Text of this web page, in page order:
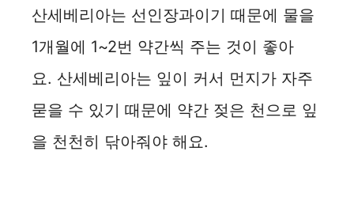
산세베리아는 선인장과이기 때문에 물을
1개월에 1~2번 약간씩 주는 것이 좋아
요. 산세베리아는 잎이 커서 먼지가 자주
묻을 수 있기 때문에 약간 젖은 천으로 잎
을 천천히 닦아줘야 해요.